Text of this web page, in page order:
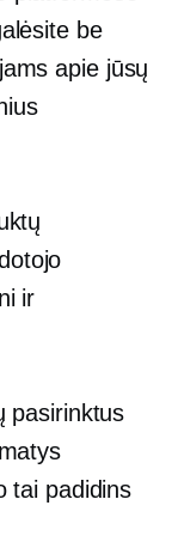
be
apie jūsų
ir
pasirinktus
tai padidins